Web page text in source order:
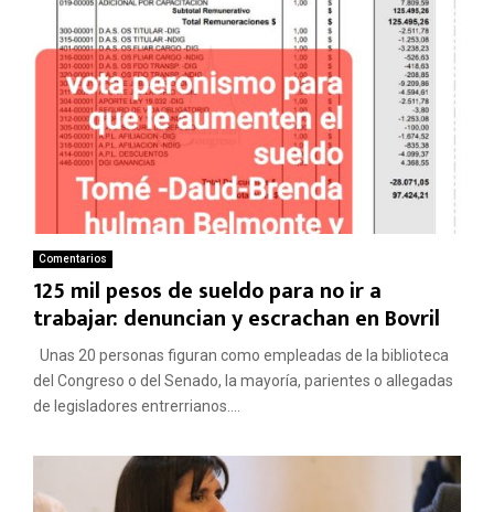
Comentarios
125 mil pesos de sueldo para no ir a
trabajar: denuncian y escrachan en Bovril
Unas 20 personas figuran como empleadas de la biblioteca
del Congreso o del Senado, la mayoría, parientes o allegadas
de legisladores entrerrianos....